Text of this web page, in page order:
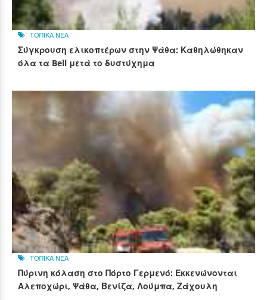
ΤΟΠΙΚΑ ΝΕΑ
Σύγκρουση ελικοπτέρων στην Ψάθα: Καθηλώθηκαν
όλα τα Bell μετά το δυστύχημα
ΤΟΠΙΚΑ ΝΕΑ
Πύρινη κόλαση στο Πόρτο Γερμενό: Εκκενώνονται
Αλεποχώρι, Ψάθα, Βενίζα, Λούμπα, Ζάχουλη